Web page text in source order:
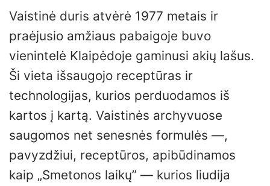
Vaistinė duris atvėrė 1977 metais ir
praėjusio amžiaus pabaigoje buvo
vienintelė Klaipėdoje gaminusi akių lašus.
Ši vieta išsaugojo receptūras ir
technologijas, kurios perduodamos iš
kartos į kartą. Vaistinės archyvuose
saugomos net senesnės formulės —,
pavyzdžiui, receptūros, apibūdinamos
kaip „Smetonos laikų” — kurios liudija